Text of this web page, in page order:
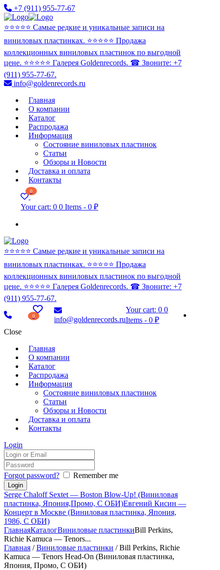
+7 (911) 955-77-67
⭐️⭐️⭐️⭐️⭐️ Самые редкие и уникальные записи на
виниловых пластинках. ⭐️⭐️⭐️⭐️⭐️ Продажа
коллекционных виниловых пластинок по выгодной
цене. ⭐️⭐️⭐️⭐️⭐️ Галерея Goldenrecords. ☎ Звоните: +7
(911) 955-77-67.
info@goldenrecords.ru
Главная
О компании
Каталог
Распродажа
Информация
Состояние виниловых пластинок
Статьи
Обзоры и Новости
Доставка и оплата
Контакты
0
Your cart: 0 0 Items - 0 ₽
⭐️⭐️⭐️⭐️⭐️ Самые редкие и уникальные записи на
виниловых пластинках. ⭐️⭐️⭐️⭐️⭐️ Продажа
коллекционных виниловых пластинок по выгодной
цене. ⭐️⭐️⭐️⭐️⭐️ Галерея Goldenrecords. ☎ Звоните: +7
(911) 955-77-67.
0 info@goldenrecords.ru
Your cart: 00
Items -0 ₽
Close
Главная
О компании
Каталог
Распродажа
Информация
Состояние виниловых пластинок
Статьи
Обзоры и Новости
Доставка и оплата
Контакты
Login
Forgot password? Remember me
Serge Chaloff Sextet — Boston Blow-Up! (Виниловая
пластинка, Япония,Промо, С ОБИ)Евгений Кисин —
Концерт в Москве (Виниловая пластинка, Япония,
1986, С ОБИ)
ГлавнаяКаталогВиниловые пластинкиBill Perkins,
Richie Kamuca — Tenors...
Главная /Виниловые пластинки / Bill Perkins, Richie
Kamuca — Tenors Head-On (Виниловая пластинка,
Япония, Промо, С ОБИ)